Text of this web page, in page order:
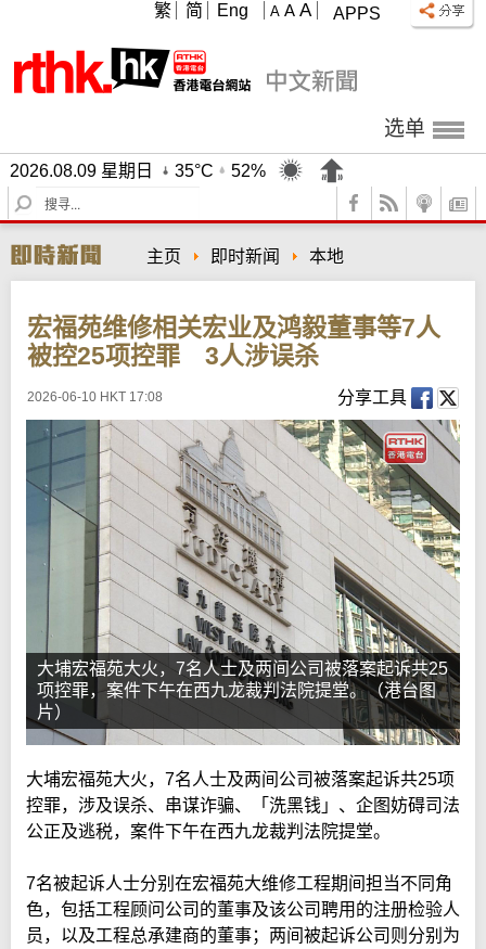
APPS
A A A
繁 简 Eng
选单
2026.08.09 星期日 35°C
52%
S
e
r
c
主页 即时新闻 本地
宏福苑维修相关宏业及鸿毅董事等7人
被控25项控罪 3人涉误杀
2026-06-10 HKT 17:08 分享工具
大埔宏福苑大火，7名人士及两间公司被落案起诉共25
项控罪，案件下午在西九龙裁判法院提堂。（港台图
片）
大埔宏福苑大火，7名人士及两间公司被落案起诉共25项
控罪，涉及误杀、串谋诈骗、「洗黑钱」、企图妨碍司法
公正及逃税，案件下午在西九龙裁判法院提堂。
7名被起诉人士分别在宏福苑大维修工程期间担当不同角
色，包括工程顾问公司的董事及该公司聘用的注册检验人
员，以及工程总承建商的董事；两间被起诉公司则分别为